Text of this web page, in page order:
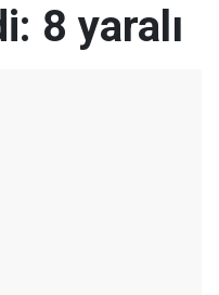
8 yaralı